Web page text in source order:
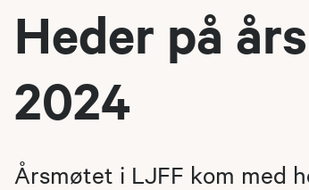
Heder på
2024
Årsmøtet i LJFF kom med